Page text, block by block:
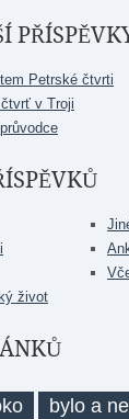
Petrské čtvrti
v Troji
život
bylo a